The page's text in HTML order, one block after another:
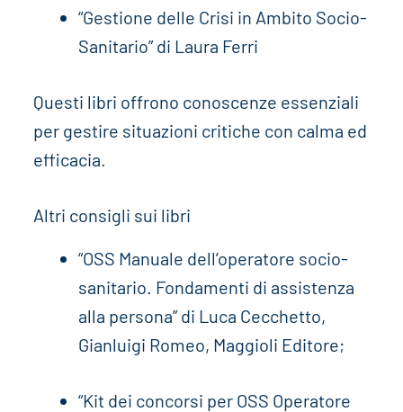
“Gestione delle Crisi in Ambito Socio-
Sanitario” di Laura Ferri
Questi libri offrono conoscenze essenziali
per gestire situazioni critiche con calma ed
efficacia.
Altri consigli sui libri
“OSS Manuale dell’operatore socio-
sanitario. Fondamenti di assistenza
alla persona” di Luca Cecchetto,
Gianluigi Romeo, Maggioli Editore;
“Kit dei concorsi per OSS Operatore